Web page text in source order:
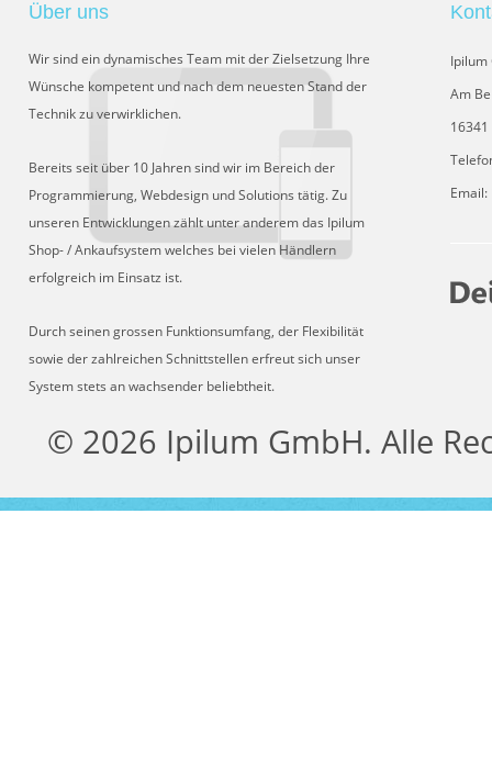
Über uns
Wir sind ein dynamisches Team mit der Zielsetzung Ihre
Wünsche kompetent und nach dem neuesten Stand der
Technik zu verwirklichen.
Bereits seit über 10 Jahren sind wir im Bereich der
Programmierung, Webdesign und Solutions tätig. Zu
unseren Entwicklungen zählt unter anderem das Ipilum
Shop- / Ankaufsystem welches bei vielen Händlern
erfolgreich im Einsatz ist.
Durch seinen grossen Funktionsumfang, der Flexibilität
sowie der zahlreichen Schnittstellen erfreut sich unser
System stets an wachsender beliebtheit.
Ipilum
Am
© 2026 Ipilum GmbH. Alle